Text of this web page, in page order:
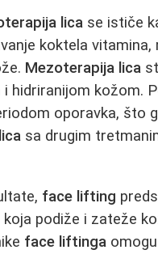
lica se ističe
koktela vitamina,
Mezoterapija lica
hidriranijom kožom.
oporavka, što
sa drugim
face lifting
podiže i zateže
face liftinga